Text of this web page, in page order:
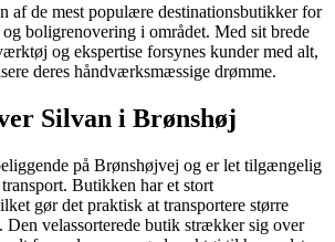
af de mest populære destinationsbutikker for
boligrenovering i området. Med sit brede
og ekspertise forsynes kunder med alt,
deres håndværksmæssige drømme.
Silvan i Brønshøj
på Brønshøjvej og er let tilgængelig
Butikken har et stort
gør det praktisk at transportere større
Den velassorterede butik strækker sig over